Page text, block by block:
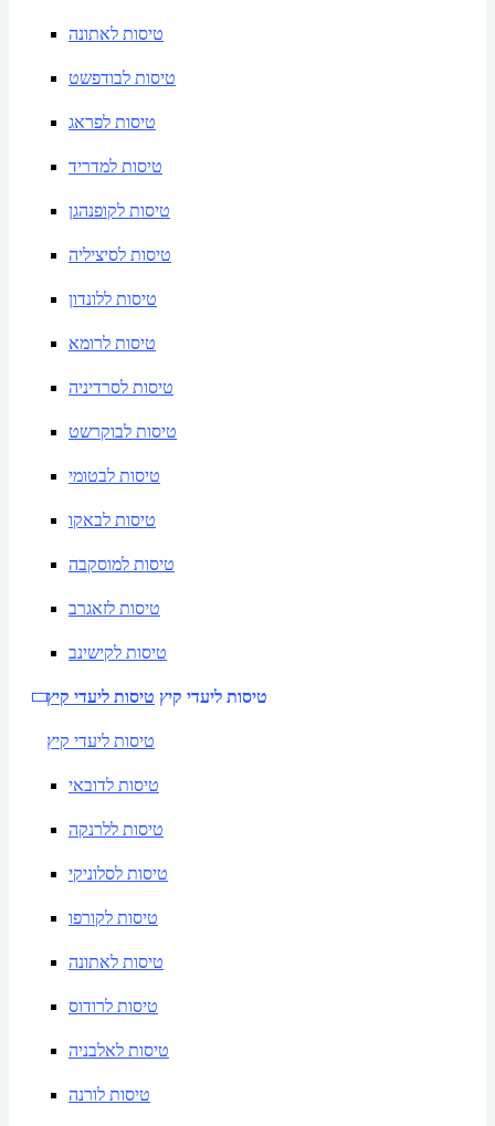
טיסות לאתונה
טיסות לבודפשט
טיסות לפראג
טיסות למדריד
טיסות לקופנהגן
טיסות לסיציליה
טיסות ללונדון
טיסות לרומא
טיסות לסרדיניה
טיסות לבוקרשט
טיסות לבטומי
טיסות לבאקו
טיסות למוסקבה
טיסות לזאגרב
טיסות לקישינב
טיסות ליעדי קיץ טיסות ליעדי קיץ
טיסות ליעדי קיץ
טיסות לדובאי
טיסות ללרנקה
טיסות לסלוניקי
טיסות לקורפו
טיסות לאתונה
טיסות לרודוס
טיסות לאלבניה
טיסות לורנה